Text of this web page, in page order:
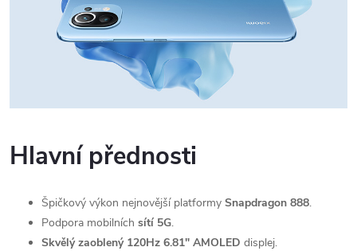
Hlavní přednosti
Špičkový výkon nejnovější platformy Snapdragon 888.
Podpora mobilních sítí 5G.
Skvělý zaoblený 120Hz 6.81" AMOLED displej.